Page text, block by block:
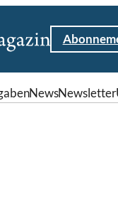
NewsNewsletter